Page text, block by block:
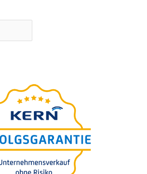
do valor da
em 5 minutos
100% confi­
Avalia­ção incluída.